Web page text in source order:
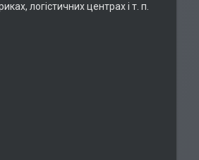
логістичних центрах і т. п.